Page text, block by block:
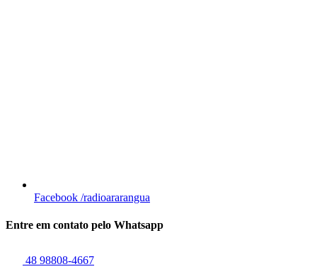
Facebook /radioararangua
Entre em contato pelo Whatsapp
48 98808-4667